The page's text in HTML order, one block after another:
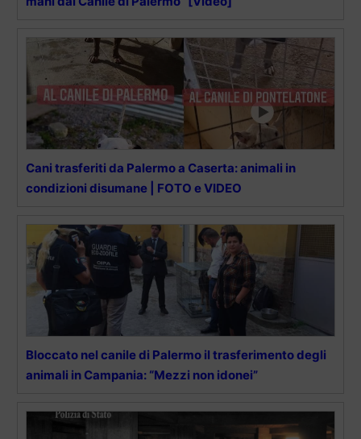
Cani trasferiti da Palermo a Caserta: animali in
condizioni disumane | FOTO e VIDEO
Bloccato nel canile di Palermo il trasferimento degli
animali in Campania: “Mezzi non idonei”